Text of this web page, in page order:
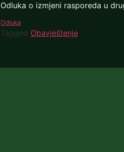
Odluka o izmjeni rasporeda u
Odluka
Tagged Obavještenje